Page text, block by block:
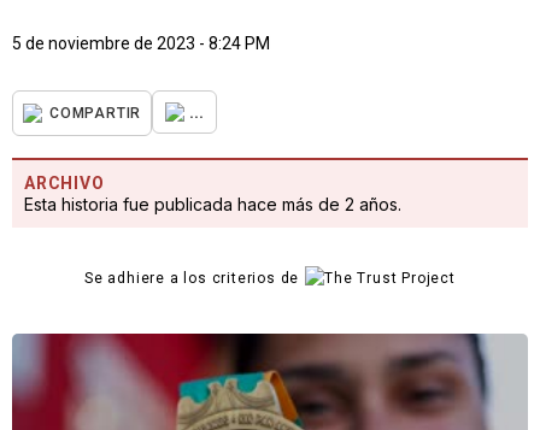
5 de noviembre de 2023 - 8:24 PM
COMPARTIR ...
ARCHIVO
Esta historia fue publicada hace más de 2 años.
Se adhiere a los criterios de